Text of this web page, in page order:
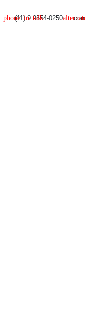
(11) 9 9554-0250